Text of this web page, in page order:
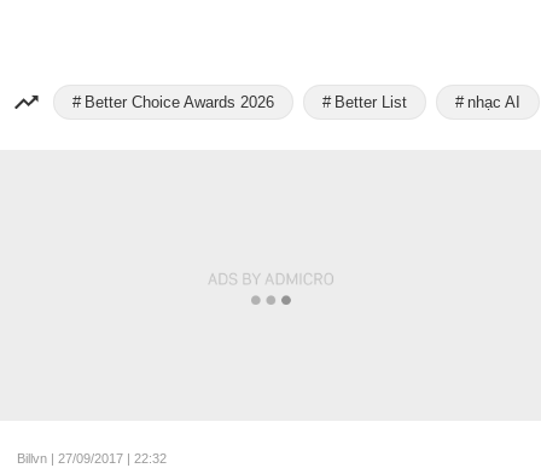
Better Choice Awards 2026 Better List nhạc AI
Billvn | 27/09/2017 | 22:32